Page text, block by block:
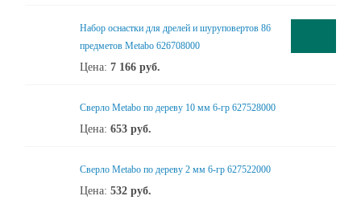
Набор оснастки для дрелей и шуруповертов 86
предметов Metabo 626708000
Цена: 7 166 руб.
Сверло Metabo по дереву 10 мм 6-гр 627528000
Цена: 653 руб.
Сверло Metabo по дереву 2 мм 6-гр 627522000
Цена: 532 руб.